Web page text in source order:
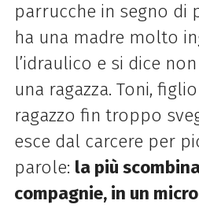
parrucche in segno di
ha una madre molto
l’idraulico e si dice
una ragazza. Toni,
ragazzo fin troppo
esce dal carcere per
parole: la più
compagnie, in un